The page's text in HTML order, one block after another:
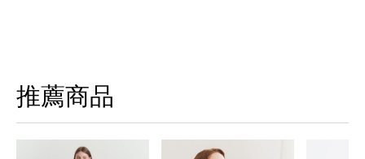
推薦商品